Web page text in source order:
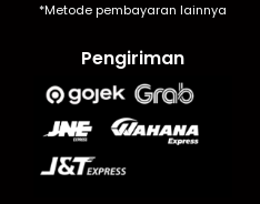
*Metode pembayaran lainnya
Pengiriman